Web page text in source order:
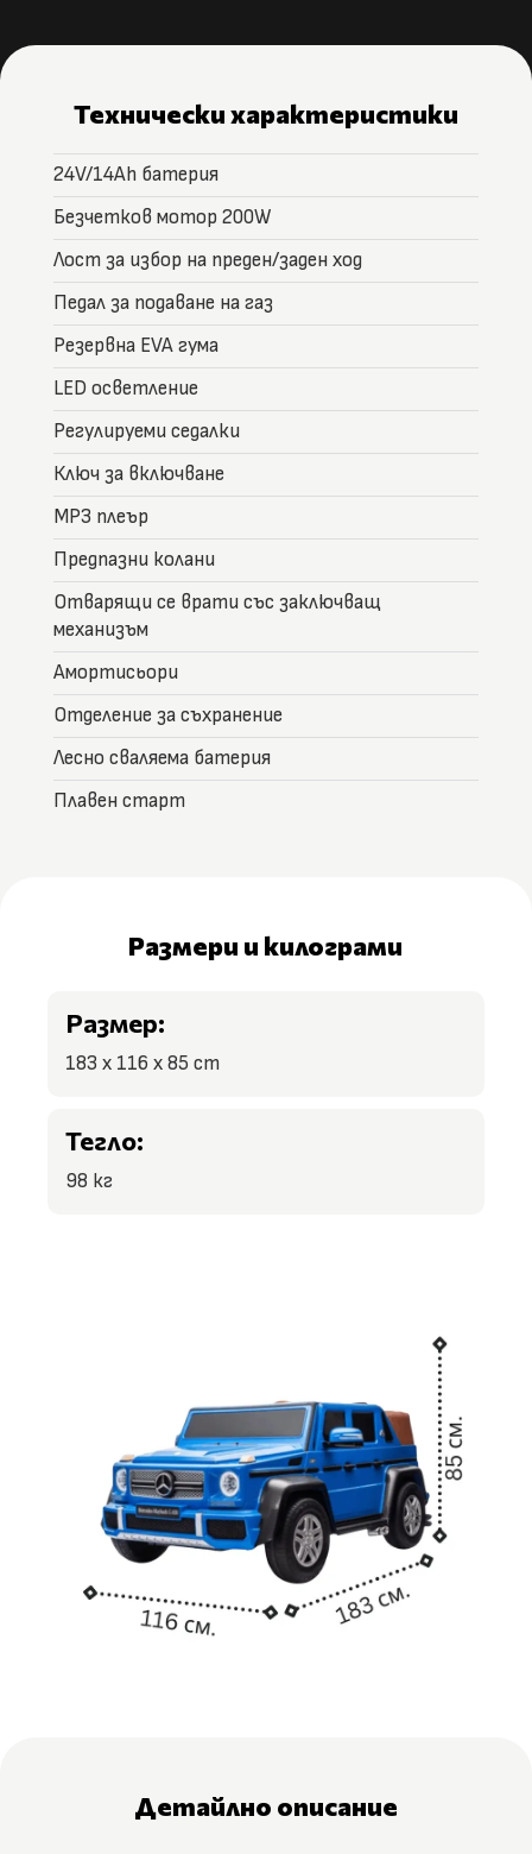
Технически характеристики
24V/14Ah батерия
Безчетков мотор 200W
Лост за избор на преден/заден ход
Педал за подаване на газ
Резервна EVA гума
LED осветление
Регулируеми седалки
Ключ за включване
МР3 плеър
Предпазни колани
Отварящи се врати със заключващ
механизъм
Амортисьори
Отделение за съхранение
Лесно сваляема батерия
Плавен старт
Размери и килограми
Размер:
183 x 116 x 85 cm
Тегло:
98 кг
Детайлно описание